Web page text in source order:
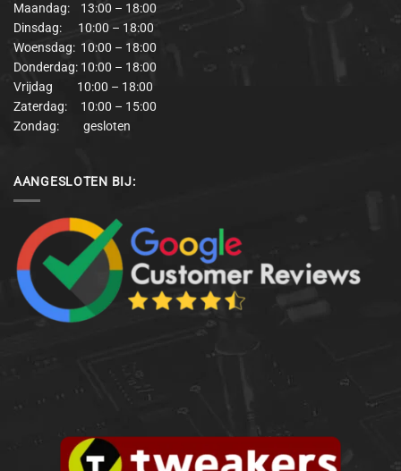
Maandag: 13:00 – 18:00
Dinsdag: 10:00 – 18:00
Woensdag: 10:00 – 18:00
Donderdag: 10:00 – 18:00
Vrijdag 10:00 – 18:00
Zaterdag: 10:00 – 15:00
Zondag: gesloten
AANGESLOTEN BIJ: